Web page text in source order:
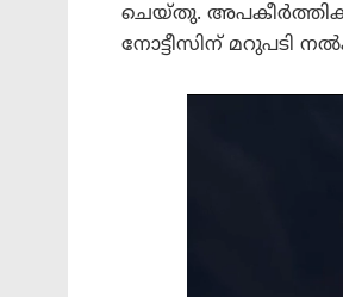
ചെയ്തു.
നോട്ടീസിന് മറുപടി